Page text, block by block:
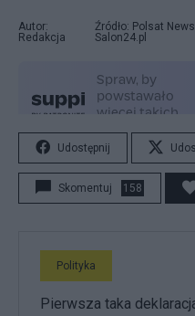
Autor:
Redakcja
Źródło: Polsat
Salon24.pl
Udostępnij
Skomentuj 158
Polityka
Pierwsza taka